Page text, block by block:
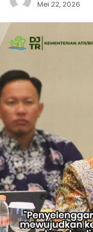
Mei 22, 2026